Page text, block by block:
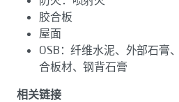
胶合板
屋面
OSB：纤维水泥、外部石膏
合板材、钢背石膏
相关链接